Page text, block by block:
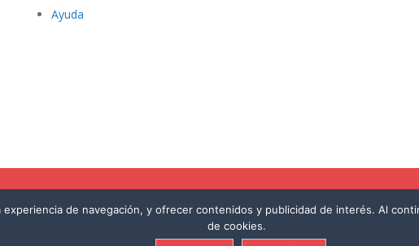
Ayuda
de navegación, y ofrecer contenidos y publicidad de interés. Al
de cookies.